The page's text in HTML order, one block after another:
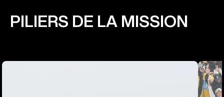
PILIERS DE LA MISSION